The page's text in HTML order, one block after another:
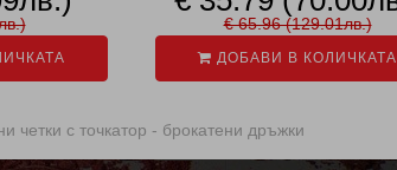
€ 65.96 (129.01лв.)
ДОБАВИ В КОЛИЧКАТА
четки с точкатор - брокатени дръжки